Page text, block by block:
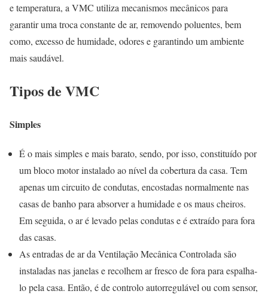
e temperatura, a VMC utiliza mecanismos mecânicos para
garantir uma troca constante de ar, removendo poluentes, bem
como, excesso de humidade, odores e garantindo um ambiente
mais saudável.
Tipos de VMC
Simples
É o mais simples e mais barato, sendo, por isso, constituído por
um bloco motor instalado ao nível da cobertura da casa. Tem
apenas um circuito de condutas, encostadas normalmente nas
casas de banho para absorver a humidade e os maus cheiros.
Em seguida, o ar é levado pelas condutas e é extraído para fora
das casas.
As entradas de ar da Ventilação Mecânica Controlada são
instaladas nas janelas e recolhem ar fresco de fora para espalha-
lo pela casa. Então, é de controlo autorregulável ou com sensor,